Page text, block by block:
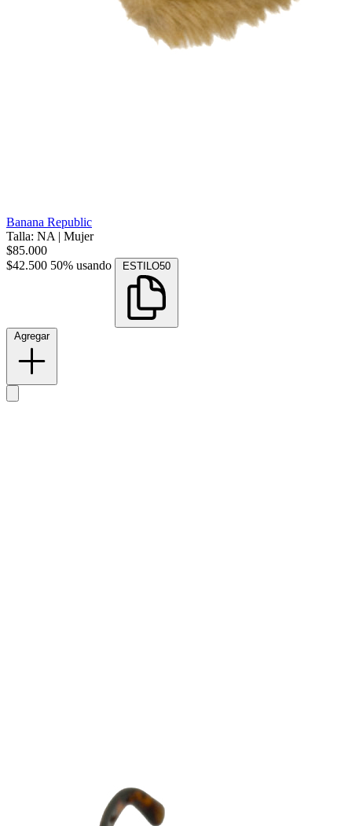
Banana Republic
Talla: NA | Mujer
$85.000
$42.500 50% usando ESTILO50
Agregar